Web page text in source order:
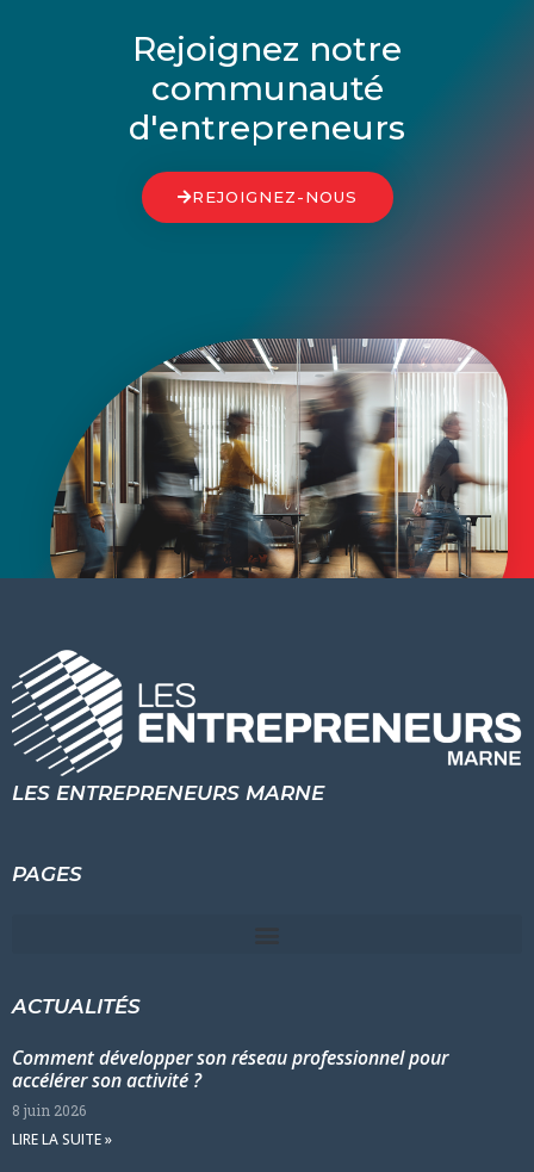
Rejoignez notre
communauté
d'entrepreneurs
REJOIGNEZ-NOUS
LES ENTREPRENEURS MARNE
PAGES
ACTUALITÉS
Comment développer son réseau professionnel pour
accélérer son activité ?
8 juin 2026
LIRE LA SUITE »